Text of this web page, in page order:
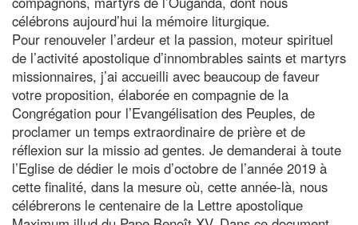
célébrons aujourd’hui la mémoire liturgique.
Pour renouveler l’ardeur et la passion, moteur spirituel
de l’activité apostolique d’innombrables saints et martyrs
missionnaires, j’ai accueilli avec beaucoup de faveur
votre proposition, élaborée en compagnie de la
Congrégation pour l’Evangélisation des Peuples, de
proclamer un temps extraordinaire de prière et de
réflexion sur la missio ad gentes. Je demanderai à toute
l’Eglise de dédier le mois d’octobre de l’année 2019 à
cette finalité, dans la mesure où, cette année-là, nous
célébrerons le centenaire de la Lettre apostolique